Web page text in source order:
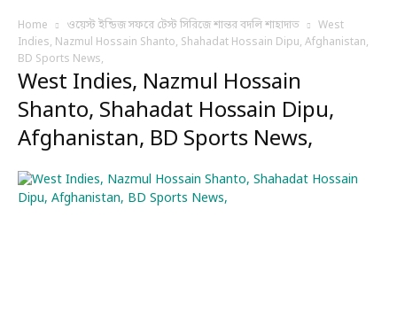
Home ওয়েস্ট ইন্ডিজ সফরে টেস্ট সিরিজে শান্তর বদলি শাহাদাত
West
Indies, Nazmul Hossain Shanto, Shahadat Hossain Dipu, Afghanistan,
BD Sports News,
West Indies, Nazmul Hossain
Shanto, Shahadat Hossain Dipu,
Afghanistan, BD Sports News,